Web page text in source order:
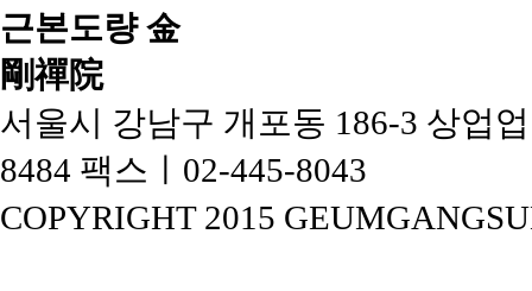
서울시 강남구 개포동 186-3 상업
8484 팩스ㅣ02-445-8043
COPYRIGHT 2015